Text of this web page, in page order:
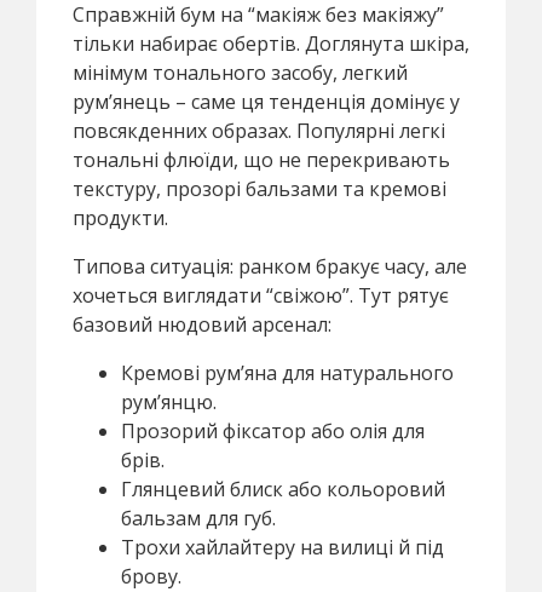
Справжній бум на “макіяж без макіяжу”
тільки набирає обертів. Доглянута шкіра,
мінімум тонального засобу, легкий
рум’янець – саме ця тенденція домінує у
повсякденних образах. Популярні легкі
тональні флюїди, що не перекривають
текстуру, прозорі бальзами та кремові
продукти.
Типова ситуація: ранком бракує часу, але
хочеться виглядати “свіжою”. Тут рятує
базовий нюдовий арсенал:
Кремові рум’яна для натурального
рум’янцю.
Прозорий фіксатор або олія для
брів.
Глянцевий блиск або кольоровий
бальзам для губ.
Трохи хайлайтеру на вилиці й під
брову.